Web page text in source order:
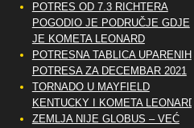
POTRES OD 7.3 RICHTERA
POGODIO JE PODRUČJE GDJE
JE KOMETA LEONARD
POTRESNA TABLICA UPARENIH
POTRESA ZA DECEMBAR 2021
TORNADO U MAYFIELD
KENTUCKY I KOMETA LEONARD
ZEMLJA NIJE GLOBUS – VEĆ